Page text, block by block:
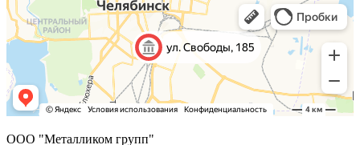
ООО "Металликом групп"